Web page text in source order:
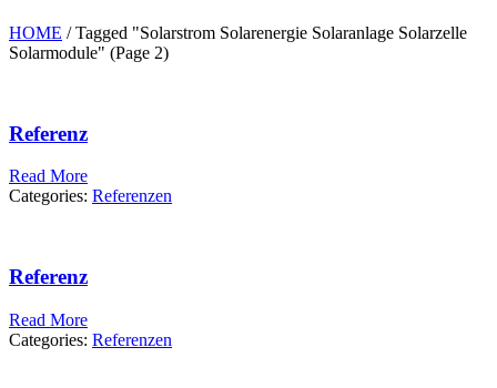
HOME / Tagged "Solarstrom Solarenergie Solaranlage Solarzelle
Solarmodule" (Page 2)
Referenz
Read More
Categories: Referenzen
Referenz
Read More
Categories: Referenzen